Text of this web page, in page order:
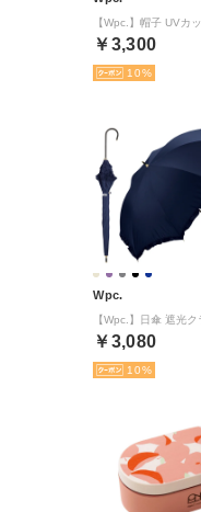
￥3,300
10
Wpc.
￥3,080
10